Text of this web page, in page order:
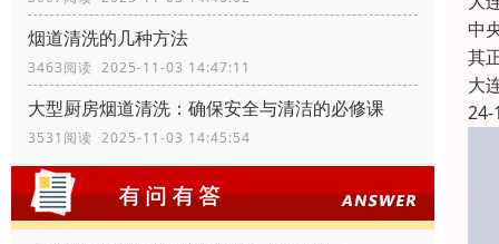
烟道清洗的几种方法
3463阅读 2025-11-03 14:47:11
大型厨房烟道清洗：确保安全与清洁的必修课
3531阅读 2025-11-03 14:45:54
中
其
大
24-